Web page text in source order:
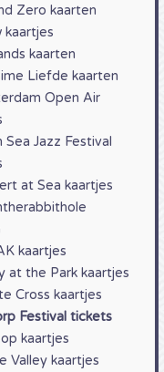
Zero kaarten
kaartjes
kaarten
Liefde kaarten
Open Air
Sea Jazz Festival
at Sea kaartjes
kaartjes
at the Park kaartjes
Cross kaartjes
Festival tickets
kaartjes
Valley kaartjes